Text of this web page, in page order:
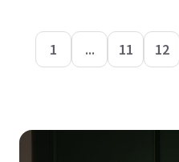
1 ... 11 12